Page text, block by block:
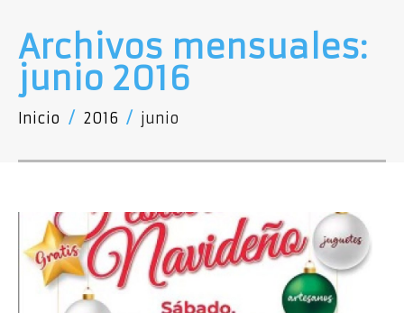
Archivos mensuales:
junio 2016
Inicio / 2016 / junio